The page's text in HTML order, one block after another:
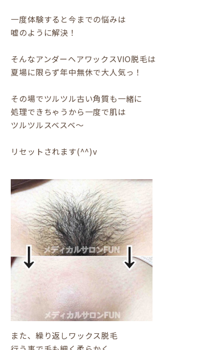
一度体験すると今までの悩みは
嘘のように解決！
そんなアンダーヘアワックスVIO脱毛は
夏場に限らず年中無休で大人気っ！
その場でツルツル古い角質も一緒に
処理できちゃうから一度で肌は
ツルツルスベスベ～
リセットされます(^^)v
また、繰り返しワックス脱毛